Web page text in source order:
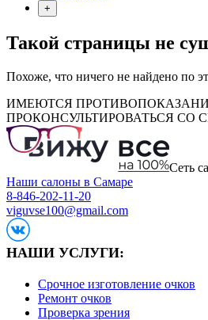
+
Такой страницы не
Похоже, что ничего не найдено по
ИМЕЮТСЯ
ПРОКОНСУЛЬТИРОВАТЬСЯ СО
Сеть
Наши салоны в Самаре
8-846-202-11-20
viguvse100@gmail.com
НАШИ УСЛУГИ:
Срочное изготовление очков
Ремонт очков
Проверка зрения